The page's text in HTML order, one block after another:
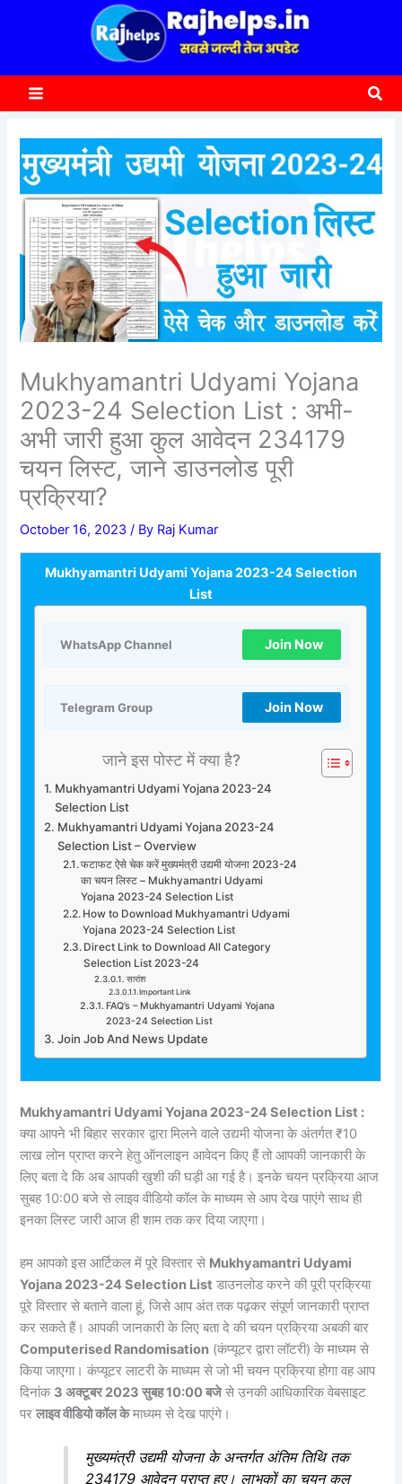
Mukhyamantri Udyami Yojana
2023-24 Selection List : अभी-
अभी जारी हुआ कुल आवेदन 234179
चयन लिस्ट, जाने डाउनलोड पूरी
प्रक्रिया?
October 16, 2023/ By Raj Kumar
Mukhyamantri Udyami Yojana 2023-24 Selection
List
WhatsApp Channel Join Now
Telegram Group Join Now
जाने इस पोस्ट में क्या है?
Mukhyamantri Udyami Yojana 2023-24
Selection List
Mukhyamantri Udyami Yojana 2023-24
Selection List – Overview
फटाफट ऐसे चेक करें मुख्यमंत्री उद्यमी योजना 2023-24
का चयन लिस्ट – Mukhyamantri Udyami
Yojana 2023-24 Selection List
How to Download Mukhyamantri Udyami
Yojana 2023-24 Selection List
Direct Link to Download All Category
Selection List 2023-24
सारांश
Important Link
FAQ’s – Mukhyamantri Udyami Yojana
2023-24 Selection List
Join Job And News Update
Mukhyamantri Udyami Yojana 2023-24 Selection List :
क्या आपने भी बिहार सरकार द्वारा मिलने वाले उद्यमी योजना के अंतर्गत ₹10
लाख लोन प्राप्त करने हेतु ऑनलाइन आवेदन किए हैं तो आपकी जानकारी के
लिए बता दे कि अब आपकी खुशी की घड़ी आ गई है। इनके चयन प्रक्रिया आज
सुबह 10:00 बजे से लाइव वीडियो कॉल के माध्यम से आप देख पाएंगे साथ ही
इनका लिस्ट जारी आज ही शाम तक कर दिया जाएगा।
हम आपको इस आर्टिकल में पूरे विस्तार से Mukhyamantri Udyami
Yojana 2023-24 Selection List डाउनलोड करने की पूरी प्रक्रिया
पूरे विस्तार से बताने वाला हूं, जिसे आप अंत तक पढ़कर संपूर्ण जानकारी प्राप्त
कर सकते हैं। आपकी जानकारी के लिए बता दे की चयन प्रक्रिया अबकी बार
Computerised Randomisation (कंप्यूटर द्वारा लॉटरी) के माध्यम से
किया जाएगा। कंप्यूटर लाटरी के माध्यम से जो भी चयन प्रक्रिया होगा वह आप
दिनांक 3 अक्टूबर 2023 सुबह 10:00 बजेसे उनकी आधिकारिक वेबसाइट
परलाइव वीडियो कॉल केमाध्यम से देख पाएंगे।
मुख्यमंत्री उद्यमी योजना के अन्तर्गत अंतिम तिथि तक
234179 आवेदन प्राप्त हुए। लाभुकों का चयन कल
c